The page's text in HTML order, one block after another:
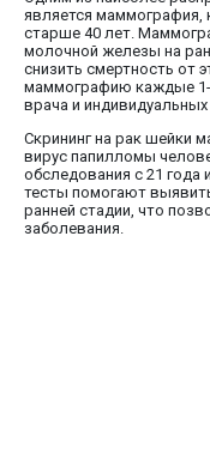
является маммография,
старше 40 лет.
молочной железы на
снизить смертность от
маммографию каждые 1-
врача и
Скрининг на рак шейки
вирус папилломы
обследования с 21 года
тесты помогают
ранней стадии, что
заболевания.